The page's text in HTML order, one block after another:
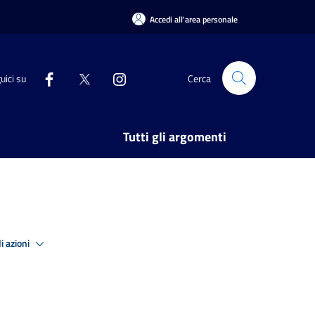
Accedi all'area personale
su Cerca
Tutti gli argomenti
azioni